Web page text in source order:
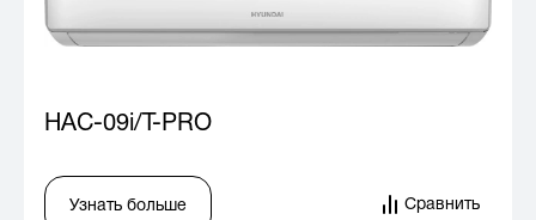
HAC-09i/T-PRO
Узнать больше Сравнить